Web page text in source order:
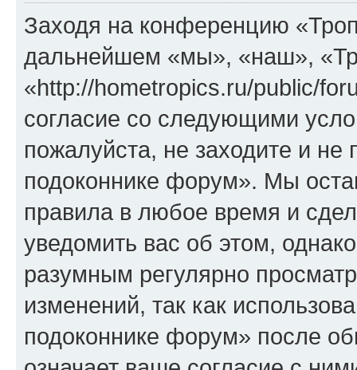
Заходя на конференцию
дальнейшем «мы», «наш»,
«http://hometropics.ru/public/
согласие со следующими
пожалуйста, не заходите и
подоконнике форум». Мы
правила в любое время и
уведомить вас об этом,
разумным регулярно
изменений, так как
подоконнике форум» после